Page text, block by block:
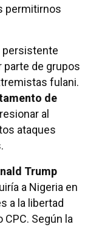
permitirnos
persistente
de grupos
fulani.
de
al
ataques
Trump
a Nigeria en
a la libertad
Según la